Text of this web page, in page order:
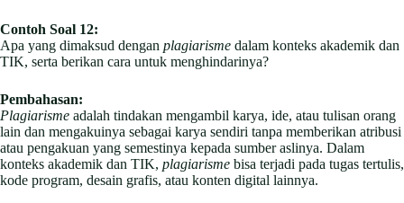
Contoh Soal 12:
Apa yang dimaksud dengan plagiarisme dalam konteks akademik dan
TIK, serta berikan cara untuk menghindarinya?
Pembahasan:
Plagiarisme adalah tindakan mengambil karya, ide, atau tulisan orang
lain dan mengakuinya sebagai karya sendiri tanpa memberikan atribusi
atau pengakuan yang semestinya kepada sumber aslinya. Dalam
konteks akademik dan TIK, plagiarisme bisa terjadi pada tugas tertulis,
kode program, desain grafis, atau konten digital lainnya.